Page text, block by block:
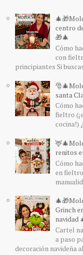
centro
🎁🎄
Cómo
con
principiantes Si
santa
Cómo
fieltro
cocina!)
renitos
Cómo
en
Grinch
navidad
Cartel
a paso
decoración navideña